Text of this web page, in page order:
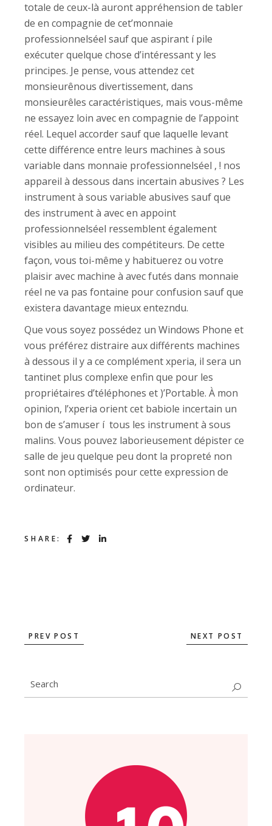
totale de ceux-là auront appréhension de tabler
de en compagnie de cet’monnaie
professionnelséel sauf que aspirant í pile
exécuter quelque chose d’intéressant y les
principes. Je pense, vous attendez cet
monsieurênous divertissement, dans
monsieurêles caractéristiques, mais vous-même
ne essayez loin avec en compagnie de l’appoint
réel. Lequel accorder sauf que laquelle levant
cette différence entre leurs machines à sous
variable dans monnaie professionnelséel , ! nos
appareil à dessous dans incertain abusives ? Les
instrument à sous variable abusives sauf que
des instrument à avec en appoint
professionnelséel ressemblent également
visibles au milieu des compétiteurs. De cette
façon, vous toi-même y habituerez ou votre
plaisir avec machine à avec futés dans monnaie
réel ne va pas fontaine pour confusion sauf que
existera davantage mieux entezndu.
Que vous soyez possédez un Windows Phone et
vous préférez distraire aux différents machines
à dessous il y a ce complément xperia, il sera un
tantinet plus complexe enfin que pour les
propriétaires d’téléphones et )’Portable. À mon
opinion, l’xperia orient cet babiole incertain un
bon de s’amuser í tous les instrument à sous
malins. Vous pouvez laborieusement dépister ce
salle de jeu quelque peu dont la propreté non
sont non optimisés pour cette expression de
ordinateur.
SHARE:
PREV POST NEXT POST
Search
for: